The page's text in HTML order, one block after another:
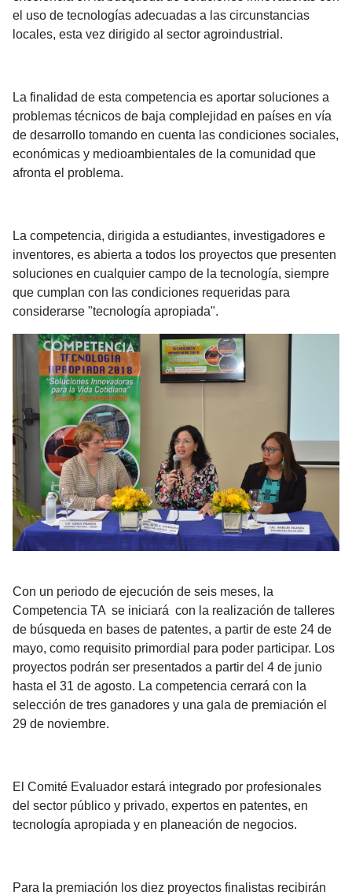
el uso de tecnologías adecuadas a las circunstancias
locales, esta vez dirigido al sector agroindustrial.
La finalidad de esta competencia es aportar soluciones a
problemas técnicos de baja complejidad en países en vía
de desarrollo tomando en cuenta las condiciones sociales,
económicas y medioambientales de la comunidad que
afronta el problema.
La competencia, dirigida a estudiantes, investigadores e
inventores, es abierta a todos los proyectos que presenten
soluciones en cualquier campo de la tecnología, siempre
que cumplan con las condiciones requeridas para
considerarse "tecnología apropiada".
Con un periodo de ejecución de seis meses, la
Competencia TA se iniciará con la realización de talleres
de búsqueda en bases de patentes, a partir de este 24 de
mayo, como requisito primordial para poder participar. Los
proyectos podrán ser presentados a partir del 4 de junio
hasta el 31 de agosto. La competencia cerrará con la
selección de tres ganadores y una gala de premiación el
29 de noviembre.
El Comité Evaluador estará integrado por profesionales
del sector público y privado, expertos en patentes, en
tecnología apropiada y en planeación de negocios.
Para la premiación los diez proyectos finalistas recibirán